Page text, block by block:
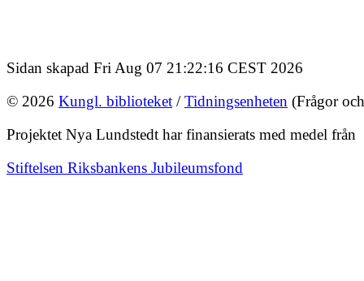
Sidan skapad Fri Aug 07 21:22:16 CEST 2026
© 2026 Kungl. biblioteket /Tidningsenheten (Frågor
Projektet Nya Lundstedt har finansierats med medel från
Stiftelsen Riksbankens Jubileumsfond